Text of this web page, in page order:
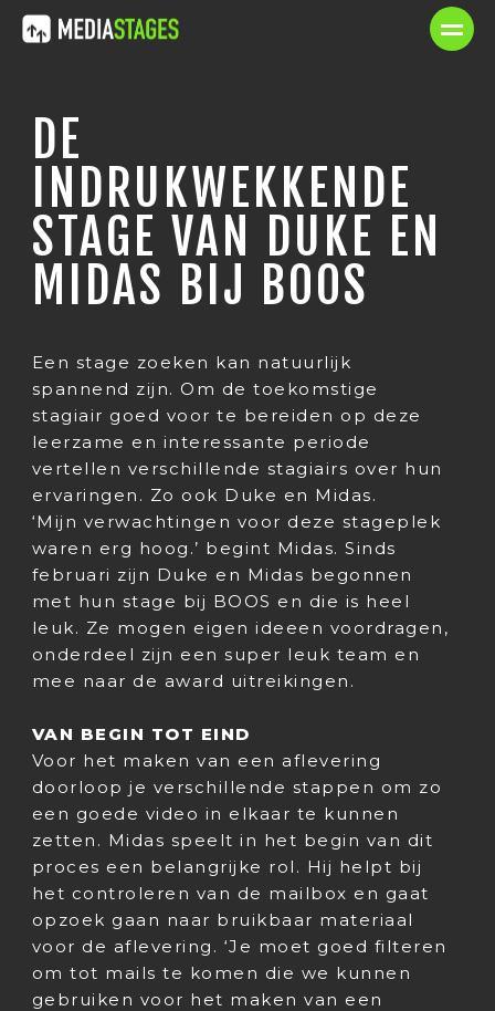
DE
INDRUKWEKKENDE
STAGE VAN DUKE EN
MIDAS BIJ BOOS
Een stage zoeken kan natuurlijk
spannend zijn. Om de toekomstige
stagiair goed voor te bereiden op deze
leerzame en interessante periode
vertellen verschillende stagiairs over hun
ervaringen. Zo ook Duke en Midas.
‘Mijn verwachtingen voor deze stageplek
waren erg hoog.’ begint Midas. Sinds
februari zijn Duke en Midas begonnen
met hun stage bij BOOS en die is heel
leuk. Ze mogen eigen ideeen voordragen,
onderdeel zijn een super leuk team en
mee naar de award uitreikingen.
VAN BEGIN TOT EIND
Voor het maken van een aflevering
doorloop je verschillende stappen om zo
een goede video in elkaar te kunnen
zetten. Midas speelt in het begin van dit
proces een belangrijke rol. Hij helpt bij
het controleren van de mailbox en gaat
opzoek gaan naar bruikbaar materiaal
voor de aflevering. ‘Je moet goed filteren
om tot mails te komen die we kunnen
gebruiken voor het maken van een